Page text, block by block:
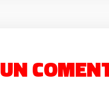
UN